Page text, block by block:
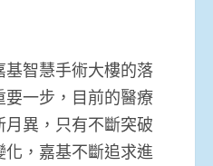
智慧手術大樓的落
一步，目前的醫療
異，只有不斷突破
，嘉基不斷追求進